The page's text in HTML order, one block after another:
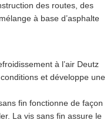
des routes, des
à base d’asphalte
à l’air Deutz
et développe une
fin fonctionne de façon
La vis sans fin assure le